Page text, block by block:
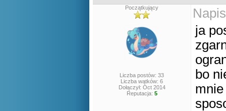
Początkujący
Liczba postów: 33
Liczba wątków: 6
Dołączył: Oct 2014
Reputacja: 5
ja
bo
mnie